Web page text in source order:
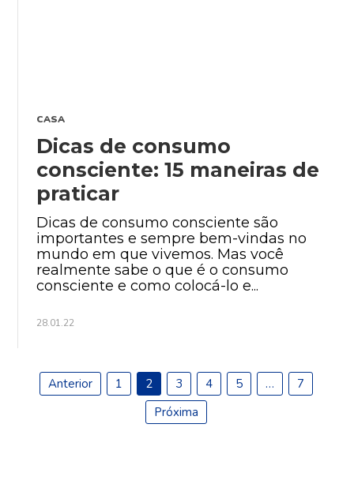
CASA
Dicas de consumo
consciente: 15 maneiras de
praticar
Dicas de consumo consciente são
importantes e sempre bem-vindas no
mundo em que vivemos. Mas você
realmente sabe o que é o consumo
consciente e como colocá-lo e...
28.01.22
Anterior 1 2 3 4 5 …
7
Próxima